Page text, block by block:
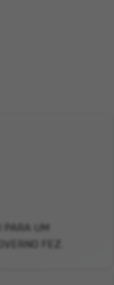
PARA UM
FEZ.